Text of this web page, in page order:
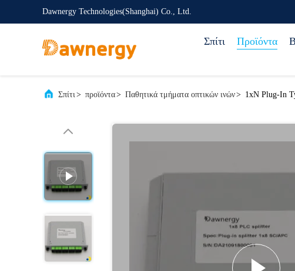
Dawnergy Technologies(Shanghai) Co., Ltd.
Σπίτι Προϊόντα
Σπίτι> προϊόντα> Παθητικά τμήματα οπτικών ινών> 1xN Plug-In